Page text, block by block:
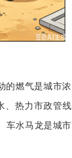
的燃气是城市浓
、热力市政管线
车水马龙是城市